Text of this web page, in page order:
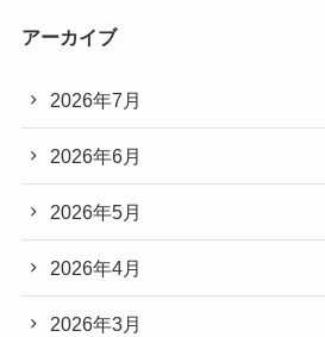
アーカイブ
2026年7月
2026年6月
2026年5月
2026年4月
2026年3月